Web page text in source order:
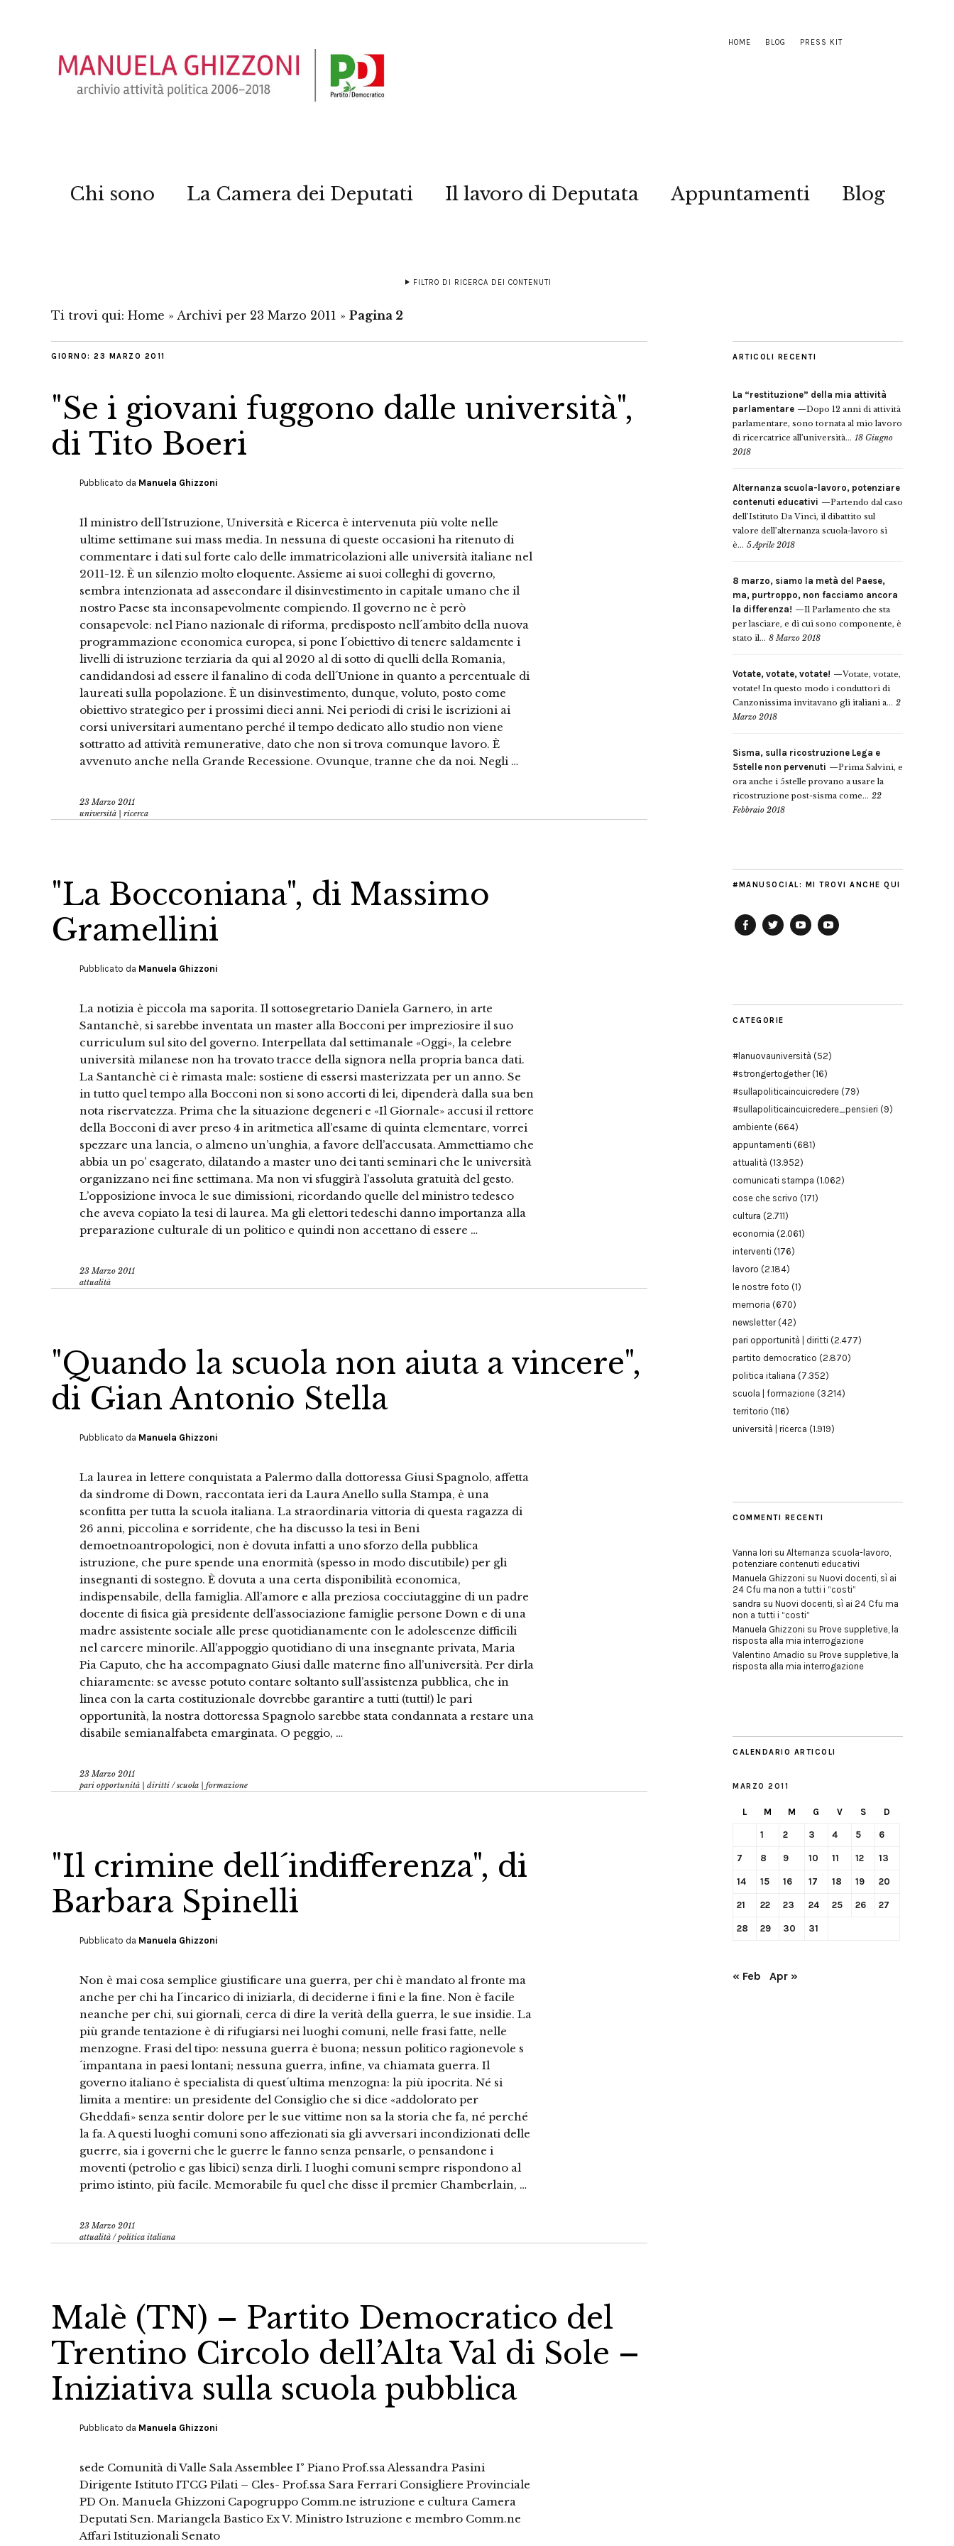
HOME BLOG PRESS KIT
Chi sono La Camera dei Deputati Il lavoro di Deputata Appuntamenti Blog
FILTRO DI RICERCA DEI CONTENUTI
Ti trovi qui: Home » Archivi per 23 Marzo 2011 » Pagina 2
GIORNO: 23 MARZO 2011
"Se i giovani fuggono dalle università",
di Tito Boeri
Pubblicato da Manuela Ghizzoni
Il ministro dell´Istruzione, Università e Ricerca è intervenuta più volte nelle
ultime settimane sui mass media. In nessuna di queste occasioni ha ritenuto di
commentare i dati sul forte calo delle immatricolazioni alle università italiane nel
2011-12. È un silenzio molto eloquente. Assieme ai suoi colleghi di governo,
sembra intenzionata ad assecondare il disinvestimento in capitale umano che il
nostro Paese sta inconsapevolmente compiendo. Il governo ne è però
consapevole: nel Piano nazionale di riforma, predisposto nell´ambito della nuova
programmazione economica europea, si pone l´obiettivo di tenere saldamente i
livelli di istruzione terziaria da qui al 2020 al di sotto di quelli della Romania,
candidandosi ad essere il fanalino di coda dell´Unione in quanto a percentuale di
laureati sulla popolazione. È un disinvestimento, dunque, voluto, posto come
obiettivo strategico per i prossimi dieci anni. Nei periodi di crisi le iscrizioni ai
corsi universitari aumentano perché il tempo dedicato allo studio non viene
sottratto ad attività remunerative, dato che non si trova comunque lavoro. È
avvenuto anche nella Grande Recessione. Ovunque, tranne che da noi. Negli …
23 Marzo 2011
università | ricerca
"La Bocconiana", di Massimo
Gramellini
Pubblicato da Manuela Ghizzoni
La notizia è piccola ma saporita. Il sottosegretario Daniela Garnero, in arte
Santanchè, si sarebbe inventata un master alla Bocconi per impreziosire il suo
curriculum sul sito del governo. Interpellata dal settimanale «Oggi», la celebre
università milanese non ha trovato tracce della signora nella propria banca dati.
La Santanchè ci è rimasta male: sostiene di essersi masterizzata per un anno. Se
in tutto quel tempo alla Bocconi non si sono accorti di lei, dipenderà dalla sua ben
nota riservatezza. Prima che la situazione degeneri e «Il Giornale» accusi il rettore
della Bocconi di aver preso 4 in aritmetica all’esame di quinta elementare, vorrei
spezzare una lancia, o almeno un’unghia, a favore dell’accusata. Ammettiamo che
abbia un po’ esagerato, dilatando a master uno dei tanti seminari che le università
organizzano nei fine settimana. Ma non vi sfuggirà l’assoluta gratuità del gesto.
L’opposizione invoca le sue dimissioni, ricordando quelle del ministro tedesco
che aveva copiato la tesi di laurea. Ma gli elettori tedeschi danno importanza alla
preparazione culturale di un politico e quindi non accettano di essere …
23 Marzo 2011
attualità
"Quando la scuola non aiuta a vincere",
di Gian Antonio Stella
Pubblicato da Manuela Ghizzoni
La laurea in lettere conquistata a Palermo dalla dottoressa Giusi Spagnolo, affetta
da sindrome di Down, raccontata ieri da Laura Anello sulla Stampa, è una
sconfitta per tutta la scuola italiana. La straordinaria vittoria di questa ragazza di
26 anni, piccolina e sorridente, che ha discusso la tesi in Beni
demoetnoantropologici, non è dovuta infatti a uno sforzo della pubblica
istruzione, che pure spende una enormità (spesso in modo discutibile) per gli
insegnanti di sostegno. È dovuta a una certa disponibilità economica,
indispensabile, della famiglia. All’amore e alla preziosa cocciutaggine di un padre
docente di fisica già presidente dell’associazione famiglie persone Down e di una
madre assistente sociale alle prese quotidianamente con le adolescenze difficili
nel carcere minorile. All’appoggio quotidiano di una insegnante privata, Maria
Pia Caputo, che ha accompagnato Giusi dalle materne fino all’università. Per dirla
chiaramente: se avesse potuto contare soltanto sull’assistenza pubblica, che in
linea con la carta costituzionale dovrebbe garantire a tutti (tutti!) le pari
opportunità, la nostra dottoressa Spagnolo sarebbe stata condannata a restare una
disabile semianalfabeta emarginata. O peggio, …
23 Marzo 2011
pari opportunità | diritti /scuola | formazione
"Il crimine dell´indifferenza", di
Barbara Spinelli
Pubblicato da Manuela Ghizzoni
Non è mai cosa semplice giustificare una guerra, per chi è mandato al fronte ma
anche per chi ha l´incarico di iniziarla, di deciderne i fini e la fine. Non è facile
neanche per chi, sui giornali, cerca di dire la verità della guerra, le sue insidie. La
più grande tentazione è di rifugiarsi nei luoghi comuni, nelle frasi fatte, nelle
menzogne. Frasi del tipo: nessuna guerra è buona; nessun politico ragionevole s
´impantana in paesi lontani; nessuna guerra, infine, va chiamata guerra. Il
governo italiano è specialista di quest´ultima menzogna: la più ipocrita. Né si
limita a mentire: un presidente del Consiglio che si dice «addolorato per
Gheddafi» senza sentir dolore per le sue vittime non sa la storia che fa, né perché
la fa. A questi luoghi comuni sono affezionati sia gli avversari incondizionati delle
guerre, sia i governi che le guerre le fanno senza pensarle, o pensandone i
moventi (petrolio e gas libici) senza dirli. I luoghi comuni sempre rispondono al
primo istinto, più facile. Memorabile fu quel che disse il premier Chamberlain, …
23 Marzo 2011
attualità /politica italiana
Malè (TN) – Partito Democratico del
Trentino Circolo dell’Alta Val di Sole –
Iniziativa sulla scuola pubblica
Pubblicato da Manuela Ghizzoni
sede Comunità di Valle Sala Assemblee I° Piano Prof.ssa Alessandra Pasini
Dirigente Istituto ITCG Pilati – Cles- Prof.ssa Sara Ferrari Consigliere Provinciale
PD On. Manuela Ghizzoni Capogruppo Comm.ne istruzione e cultura Camera
Deputati Sen. Mariangela Bastico Ex V. Ministro Istruzione e membro Comm.ne
Affari Istituzionali Senato
ARTICOLI RECENTI
La “restituzione” della mia attività
parlamentare
Dopo 12 anni di attività
parlamentare, sono tornata al mio lavoro
di ricercatrice all’università... 18 Giugno
2018
Alternanza scuola-lavoro, potenziare
contenuti educativi
Partendo dal caso
dell’Istituto Da Vinci, il dibattito sul
valore dell’alternanza scuola-lavoro si
è... 5 Aprile 2018
8 marzo, siamo la metà del Paese,
ma, purtroppo, non facciamo ancora
la differenza!
Il Parlamento che sta
per lasciare, e di cui sono componente, è
stato il... 8 Marzo 2018
Votate, votate, votate!
Votate, votate,
votate! In questo modo i conduttori di
Canzonissima invitavano gli italiani a... 2
Marzo 2018
Sisma, sulla ricostruzione Lega e
5stelle non pervenuti
Prima Salvini, e
ora anche i 5stelle provano a usare la
ricostruzione post-sisma come... 22
Febbraio 2018
#MANUSOCIAL: MI TROVI ANCHE QUI
CATEGORIE
#lanuovauniversità (52)
#strongertogether(16)
#sullapoliticaincuicredere (79)
#sullapoliticaincuicredere_pensieri (9)
ambiente (664)
appuntamenti (681)
attualità (13.952)
comunicati stampa (1.062)
cose che scrivo (171)
cultura (2.711)
economia (2.061)
interventi (176)
lavoro (2.184)
le nostre foto (1)
memoria (670)
newsletter(42)
pari opportunità | diritti (2.477)
partito democratico (2.870)
politica italiana (7.352)
scuola | formazione (3.214)
territorio (116)
università | ricerca (1.919)
COMMENTI RECENTI
Vanna Iori su Alternanza scuola-lavoro,
potenziare contenuti educativi
Manuela Ghizzoni su Nuovi docenti, sì ai
24 Cfu ma non a tutti i “costi”
sandra su Nuovi docenti, sì ai 24 Cfu ma
non a tutti i “costi”
Manuela Ghizzoni su Prove suppletive, la
risposta alla mia interrogazione
Valentino Amadio su Prove suppletive, la
risposta alla mia interrogazione
CALENDARIO ARTICOLI
MARZO 2011
L M M G V S D
1 2 3 4 5 6
7 8 9 10 11 12 13
14 15 16 17 18 19 20
21 22 23 24 25 26 27
28 29 30 31
« Feb Apr »